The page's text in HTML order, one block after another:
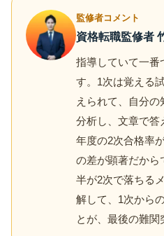
監修者コメント
資格転職監修者
指導していて一番
す。1次は覚える
えられて、自分
分析し、文章で答
年度の2次合格率
の差が顕著だから
半が2次で落ちる
解して、1次から
とが、最後の難関